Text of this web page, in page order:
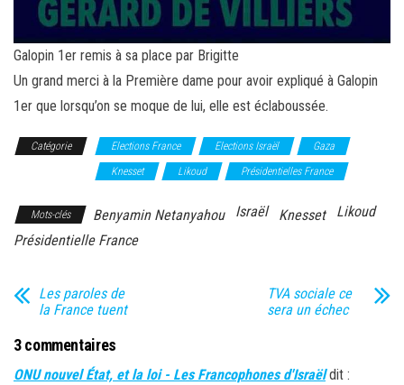
Galopin 1er remis à sa place par Brigitte
Un grand merci à la Première dame pour avoir expliqué à Galopin
1er que lorsqu’on se moque de lui, elle est éclaboussée.
Catégorie Elections France Elections Israël
Gaza
Knesset Likoud Présidentielles France
Mots-clés Benyamin Netanyahou Israël Knesset
Likoud
Présidentielle France
Les paroles de
la France tuent
TVA sociale ce
sera un échec
3 commentaires
ONU nouvel État, et la loi - Les Francophones d'Israël dit :